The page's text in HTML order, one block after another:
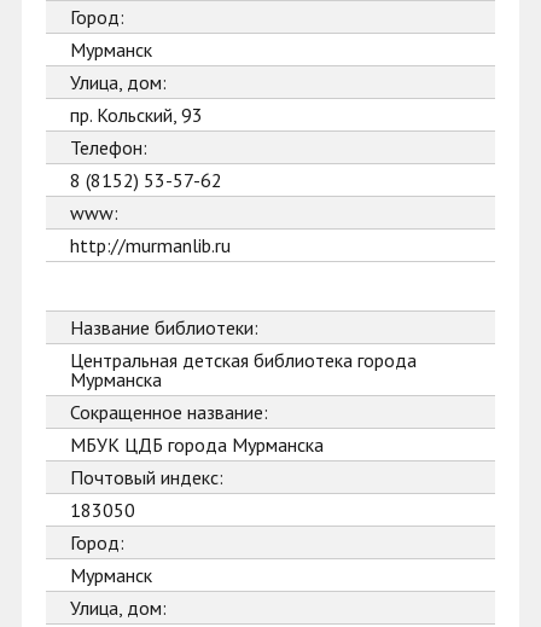
Город:
Мурманск
Улица, дом:
пр. Кольский, 93
Телефон:
8 (8152) 53-57-62
www:
http://murmanlib.ru
Название библиотеки:
Центральная детская библиотека города
Мурманска
Сокращенное название:
МБУК ЦДБ города Мурманска
Почтовый индекс:
183050
Город:
Мурманск
Улица, дом: